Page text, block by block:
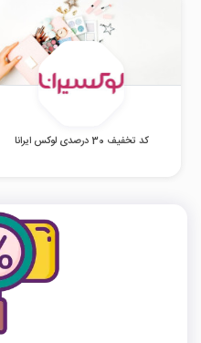
کد تخفیف 30 درصدی لوکس ایرانا